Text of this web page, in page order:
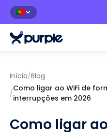
🇵🇹
Início/Blog
/
Como ligar ao WiFi de
interrupções em 2026
Como ligar